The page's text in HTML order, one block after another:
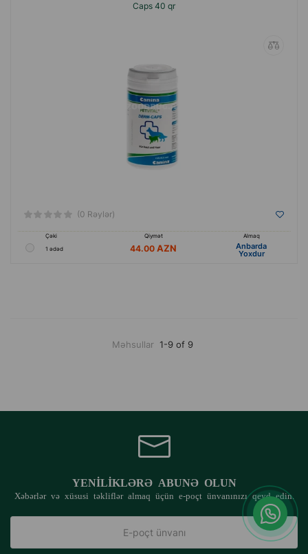
Caps 40 qr
(0 Rəylər)
Çəki Qiymət
Almaq
1 ədəd
44.00 Anbarda
Yoxdur
Məhsullar 1-9 of 9
YENILIKLƏRƏ ABUNƏ OLUN
Xəbərlər və xüsusi təkliflər almaq üçün e-poçt ünvanınızı qeyd edin.